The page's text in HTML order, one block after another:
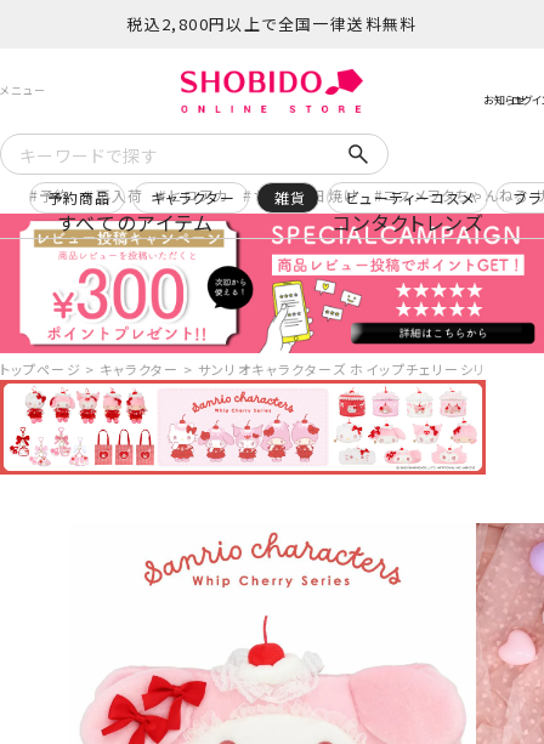
税込2,800円以上で全国一律送料無料
予約 再入荷 ヒロアカ サンリオ日焼け コスメヲタちゃんねる
すべてのアイテム コンタクトレンズ
予約商品 キャラクター 雑貨 ビューティーコスメ ブ
トップページ キャラクター サンリオキャラクターズ ホイップチェリーシリーズ